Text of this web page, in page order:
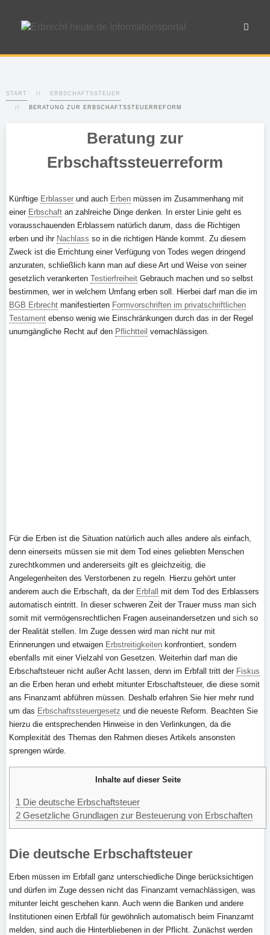
START ERBSCHAFTSSTEUER
BERATUNG ZUR ERBSCHAFTSSTEUERREFORM
Beratung zur
Erbschaftssteuerreform
Künftige Erblasser und auch Erben müssen im Zusammenhang mit
einer Erbschaft an zahlreiche Dinge denken. In erster Linie geht es
vorausschauenden Erblassern natürlich darum, dass die Richtigen
erben und ihr Nachlass so in die richtigen Hände kommt. Zu diesem
Zweck ist die Errichtung einer Verfügung von Todes wegen dringend
anzuraten, schließlich kann man auf diese Art und Weise von seiner
gesetzlich verankerten Testierfreiheit Gebrauch machen und so selbst
bestimmen, wer in welchem Umfang erben soll. Hierbei darf man die im
BGB Erbrecht manifestierten Formvorschriften im privatschriftlichen
Testament ebenso wenig wie Einschränkungen durch das in der Regel
unumgängliche Recht auf den Pflichtteil vernachlässigen.
Für die Erben ist die Situation natürlich auch alles andere als einfach,
denn einerseits müssen sie mit dem Tod eines geliebten Menschen
zurechtkommen und andererseits gilt es gleichzeitig, die
Angelegenheiten des Verstorbenen zu regeln. Hierzu gehört unter
anderem auch die Erbschaft, da der Erbfall mit dem Tod des Erblassers
automatisch eintritt. In dieser schweren Zeit der Trauer muss man sich
somit mit vermögensrechtlichen Fragen auseinandersetzen und sich so
der Realität stellen. Im Zuge dessen wird man nicht nur mit
Erinnerungen und etwaigen Erbstreitigkeiten konfrontiert, sondern
ebenfalls mit einer Vielzahl von Gesetzen. Weiterhin darf man die
Erbschaftsteuer nicht außer Acht lassen, denn im Erbfall tritt der Fiskus
an die Erben heran und erhebt mitunter Erbschaftsteuer, die diese somit
ans Finanzamt abführen müssen. Deshalb erfahren Sie hier mehr rund
um das Erbschaftssteuergesetz und die neueste Reform. Beachten Sie
hierzu die entsprechenden Hinweise in den Verlinkungen, da die
Komplexität des Themas den Rahmen dieses Artikels ansonsten
sprengen würde.
Inhalte auf dieser Seite
1 Die deutsche Erbschaftsteuer
2 Gesetzliche Grundlagen zur Besteuerung von Erbschaften
Die deutsche Erbschaftsteuer
Erben müssen im Erbfall ganz unterschiedliche Dinge berücksichtigen
und dürfen im Zuge dessen nicht das Finanzamt vernachlässigen, was
mitunter leicht geschehen kann. Auch wenn die Banken und andere
Institutionen einen Erbfall für gewöhnlich automatisch beim Finanzamt
melden, sind auch die Hinterbliebenen in der Pflicht. Zunächst werden